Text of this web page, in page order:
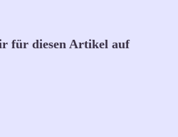
für diesen Artikel auf